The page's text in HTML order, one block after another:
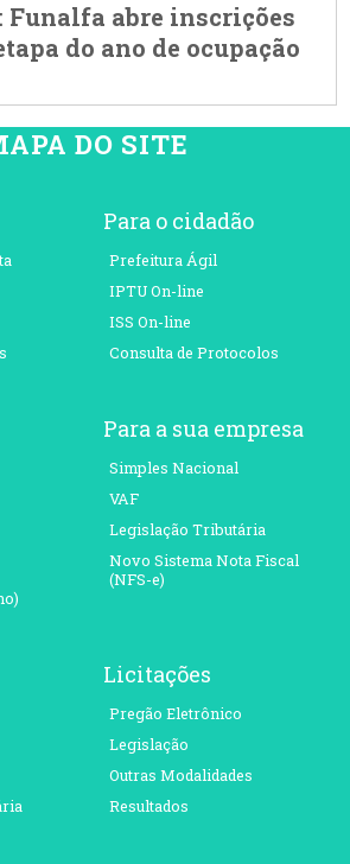
Funalfa abre inscrições
do ano de ocupação
DO SITE
Para o cidadão
Prefeitura Ágil
IPTU On-line
ISS On-line
Consulta de Protocolos
Para a sua empresa
Simples Nacional
VAF
Legislação Tributária
Novo Sistema Nota Fiscal
(NFS-e)
Licitações
Pregão Eletrônico
Legislação
Outras Modalidades
Resultados